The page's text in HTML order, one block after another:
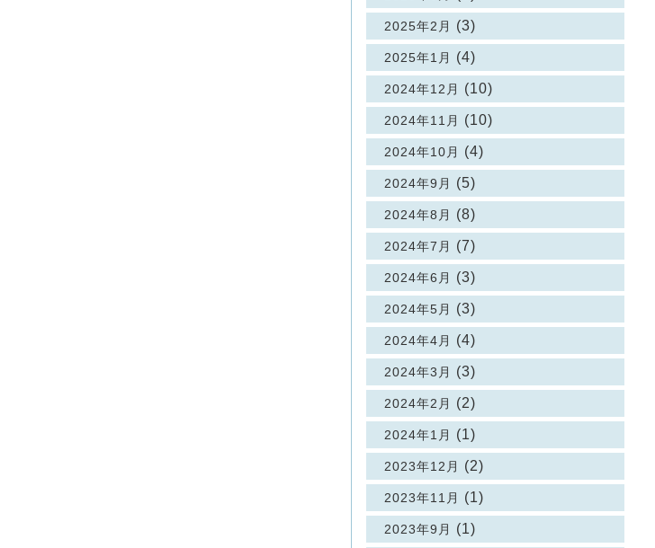
2025年2月 (3)
2025年1月 (4)
2024年12月 (10)
2024年11月 (10)
2024年10月 (4)
2024年9月 (5)
2024年8月 (8)
2024年7月 (7)
2024年6月 (3)
2024年5月 (3)
2024年4月 (4)
2024年3月 (3)
2024年2月 (2)
2024年1月 (1)
2023年12月 (2)
2023年11月 (1)
2023年9月 (1)